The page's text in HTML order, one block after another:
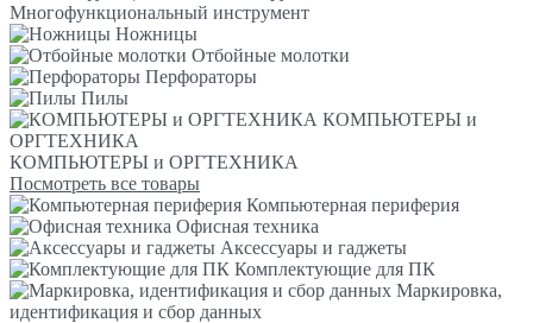
Многофункциональный инструмент
Ножницы
Отбойные молотки
Перфораторы
Пилы
КОМПЬЮТЕРЫ и
ОРГТЕХНИКА
КОМПЬЮТЕРЫ и ОРГТЕХНИКА
Посмотреть все товары
Компьютерная периферия
Офисная техника
Аксессуары и гаджеты
Комплектующие для ПК
Маркировка,
идентификация и сбор данных